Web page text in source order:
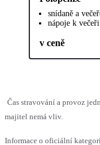
snídaně a
nápoje k
v ceně
Čas stravování a provoz
majitel nemá vliv.
Informace o oficiální